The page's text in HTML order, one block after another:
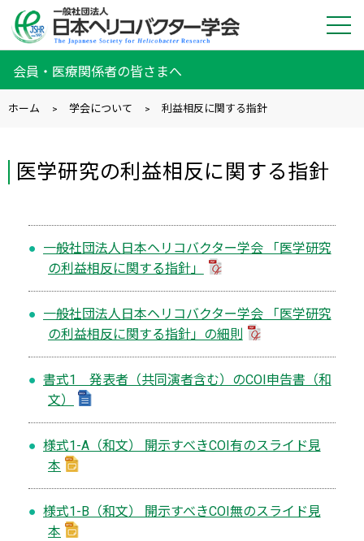
会員・医療関係者の皆さまへ
ホーム 学会について 利益相反に関する指針
医学研究の利益相反に関する指針
一般社団法人日本ヘリコバクター学会 「医学研究
の利益相反に関する指針」
一般社団法人日本ヘリコバクター学会 「医学研究
の利益相反に関する指針」の細則
書式1 発表者（共同演者含む）のCOI申告書（和
文）
様式1-A（和文） 開示すべきCOI有のスライド見
本
様式1-B（和文） 開示すべきCOI無のスライド見
本